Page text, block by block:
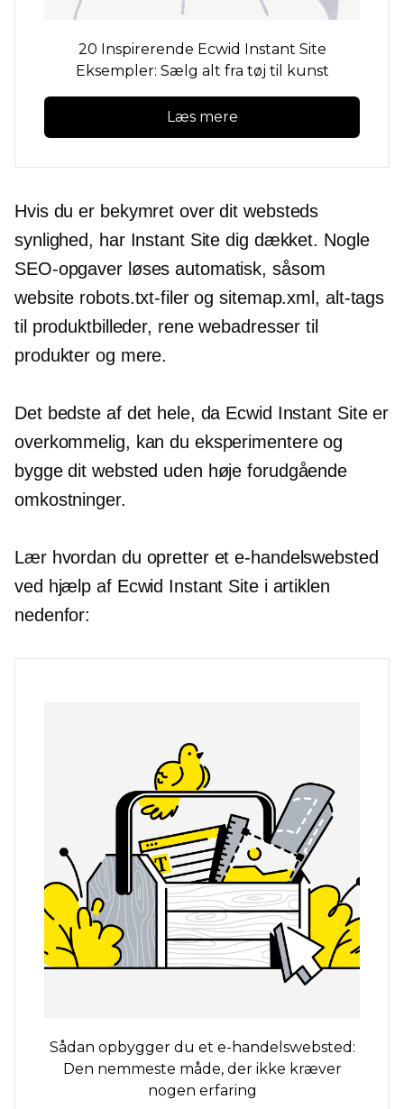
20 Inspirerende Ecwid Instant Site
Eksempler: Sælg alt fra tøj til kunst
Læs mere
Hvis du er bekymret over dit websteds
synlighed, har Instant Site dig dækket. Nogle
SEO-opgaver løses automatisk, såsom
website robots.txt-filer og sitemap.xml, alt-tags
til produktbilleder, rene webadresser til
produkter og mere.
Det bedste af det hele, da Ecwid Instant Site er
overkommelig, kan du eksperimentere og
bygge dit websted uden høje forudgående
omkostninger.
Lær hvordan du opretter et e-handelswebsted
ved hjælp af Ecwid Instant Site i artiklen
nedenfor:
Sådan opbygger du et e-handelswebsted:
Den nemmeste måde, der ikke kræver
nogen erfaring